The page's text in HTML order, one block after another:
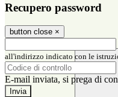
Recupero password
button close ×
all'indirizzo indicato con le
E-mail inviata, si prega di